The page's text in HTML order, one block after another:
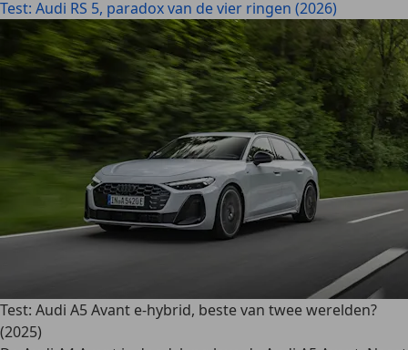
Test: Audi RS 5, paradox van de vier ringen (2026)
Test: Audi A5 Avant e-hybrid, beste van twee werelden?
(2025)